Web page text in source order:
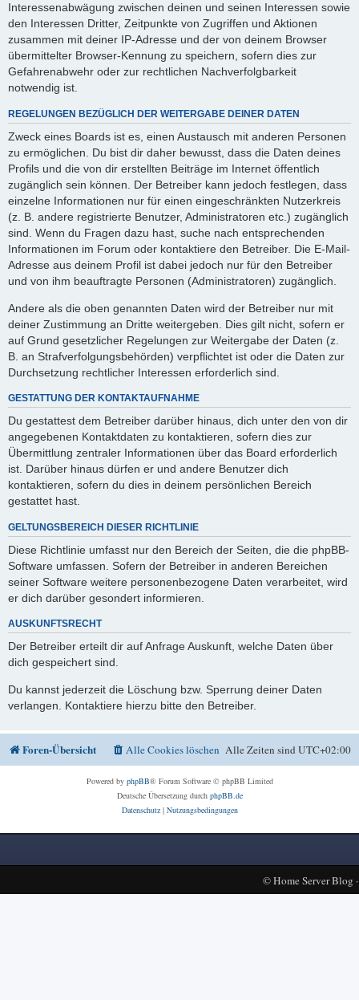
Interessenabwägung zwischen deinen und seinen Interessen sowie
den Interessen Dritter, Zeitpunkte von Zugriffen und Aktionen
zusammen mit deiner IP-Adresse und der von deinem Browser
übermittelter Browser-Kennung zu speichern, sofern dies zur
Gefahrenabwehr oder zur rechtlichen Nachverfolgbarkeit
notwendig ist.
REGELUNGEN BEZÜGLICH DER WEITERGABE DEINER DATEN
Zweck eines Boards ist es, einen Austausch mit anderen Personen
zu ermöglichen. Du bist dir daher bewusst, dass die Daten deines
Profils und die von dir erstellten Beiträge im Internet öffentlich
zugänglich sein können. Der Betreiber kann jedoch festlegen, dass
einzelne Informationen nur für einen eingeschränkten Nutzerkreis
(z. B. andere registrierte Benutzer, Administratoren etc.) zugänglich
sind. Wenn du Fragen dazu hast, suche nach entsprechenden
Informationen im Forum oder kontaktiere den Betreiber. Die E-Mail-
Adresse aus deinem Profil ist dabei jedoch nur für den Betreiber
und von ihm beauftragte Personen (Administratoren) zugänglich.
Andere als die oben genannten Daten wird der Betreiber nur mit
deiner Zustimmung an Dritte weitergeben. Dies gilt nicht, sofern er
auf Grund gesetzlicher Regelungen zur Weitergabe der Daten (z.
B. an Strafverfolgungsbehörden) verpflichtet ist oder die Daten zur
Durchsetzung rechtlicher Interessen erforderlich sind.
GESTATTUNG DER KONTAKTAUFNAHME
Du gestattest dem Betreiber darüber hinaus, dich unter den von dir
angegebenen Kontaktdaten zu kontaktieren, sofern dies zur
Übermittlung zentraler Informationen über das Board erforderlich
ist. Darüber hinaus dürfen er und andere Benutzer dich
kontaktieren, sofern du dies in deinem persönlichen Bereich
gestattet hast.
GELTUNGSBEREICH DIESER RICHTLINIE
Diese Richtlinie umfasst nur den Bereich der Seiten, die die phpBB-
Software umfassen. Sofern der Betreiber in anderen Bereichen
seiner Software weitere personenbezogene Daten verarbeitet, wird
er dich darüber gesondert informieren.
AUSKUNFTSRECHT
Der Betreiber erteilt dir auf Anfrage Auskunft, welche Daten über
dich gespeichert sind.
Du kannst jederzeit die Löschung bzw. Sperrung deiner Daten
verlangen. Kontaktiere hierzu bitte den Betreiber.
Foren-Übersicht Alle Zeiten sindUTC+02:00
Alle Cookies löschen
Powered by phpBB® Forum Software © phpBB Limited
Deutsche Übersetzung durch phpBB.de
Datenschutz| Nutzungsbedingungen
©Home Server Blog